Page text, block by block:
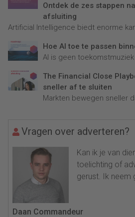
Ontdek de zes stappen
afsluiting
Artificial Intelligence biedt enorme
Hoe AI toe te passen
AI is geen toekomstmuziek
The Financial Close
sneller af te sluiten
Markten bewegen sneller
Vragen over adverteren?
Kan ik je van
toelichting of
gerust. Ik neem
Daan Commandeur